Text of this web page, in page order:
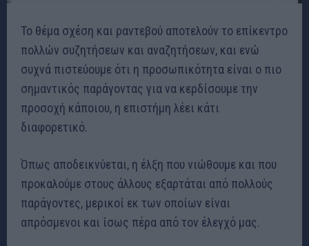
Το θέμα σχέση και ραντεβού αποτελούν το επίκεντρο
πολλών συζητήσεων και αναζητήσεων, και ενώ
συχνά πιστεύουμε ότι η προσωπικότητα είναι ο πιο
σημαντικός παράγοντας για να κερδίσουμε την
προσοχή κάποιου, η επιστήμη λέει κάτι
διαφορετικό.
Όπως αποδεικνύεται, η έλξη που νιώθουμε και που
προκαλούμε στους άλλους εξαρτάται από πολλούς
παράγοντες, μερικοί εκ των οποίων είναι
απρόσμενοι και ίσως πέρα από τον έλεγχό μας.